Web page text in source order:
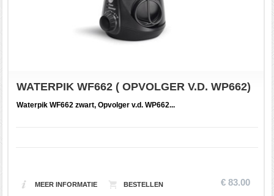
WATERPIK WF662 ( OPVOLGER V.D. WP662)
€ 83.00
Waterpik WF662 zwart, Opvolger v.d. WP662...
MEER INFORMATIE